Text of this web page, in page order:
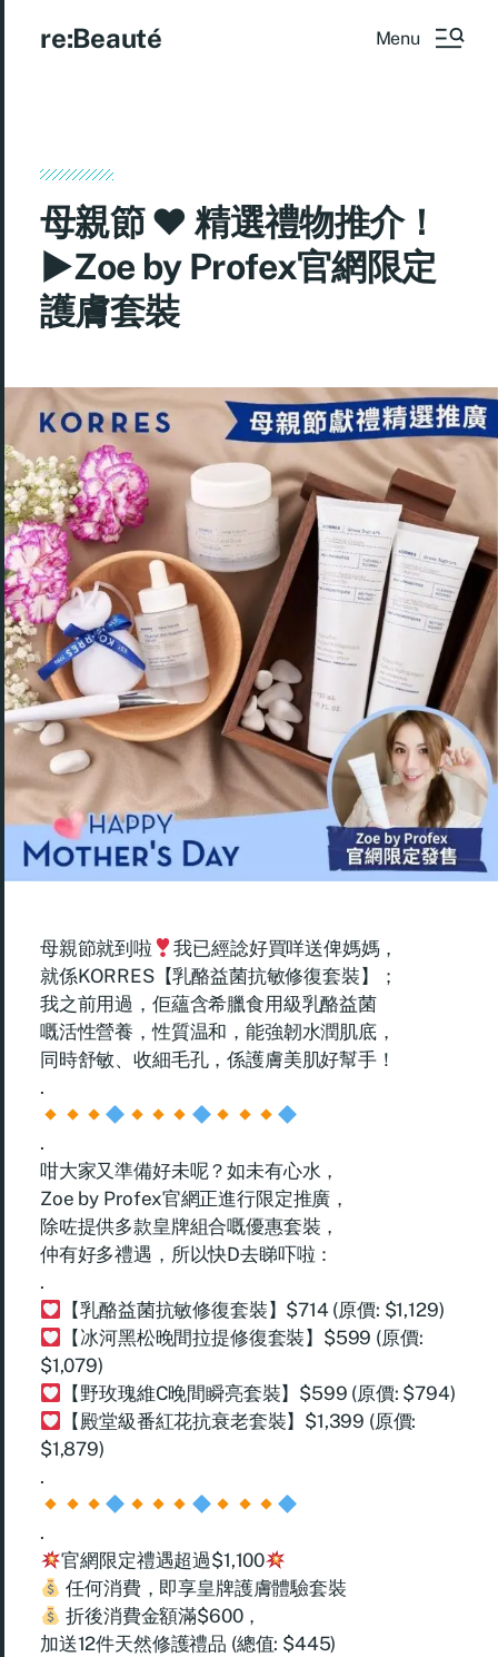
re:Beauté Menu
母親節 ♥ 精選禮物推介！
►Zoe by Profex官網限定
護膚套裝
母親節就到啦
我已經諗好買咩送俾媽媽，
就係KORRES【乳酪益菌抗敏修復套裝】；
我之前用過，佢蘊含希臘食用級乳酪益菌
嘅活性營養，性質温和，能強韌水潤肌底，
同時舒敏、收細毛孔，係護膚美肌好幫手！
.
.
咁大家又準備好未呢？如未有心水，
Zoe by Profex官網正進行限定推廣，
除咗提供多款皇牌組合嘅優惠套裝，
仲有好多禮遇，所以快D去睇吓啦：
.
【乳酪益菌抗敏修復套裝】$714 (原價: $1,129)
【冰河黑松晚間拉提修復套裝】$599 (原價:
$1,079)
【野玫瑰維C晚間瞬亮套裝】$599 (原價: $794)
【殿堂級番紅花抗衰老套裝】$1,399 (原價:
$1,879)
.
.
官網限定禮遇超過$1,100
任何消費，即享皇牌護膚體驗套裝
折後消費金額滿$600，
加送12件天然修護禮品 (總值: $445)